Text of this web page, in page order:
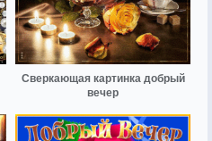
Сверкающая картинка добрый
вечер